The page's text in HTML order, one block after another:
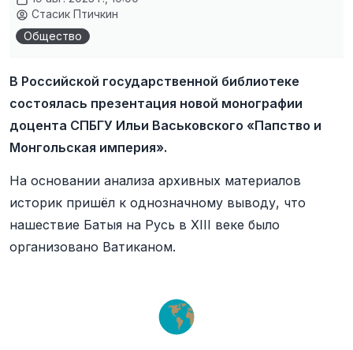
Стасик Птичкин
Общество
В Российской государственной библиотеке
состоялась презентация новой монографии
доцента СПБГУ Ильи Васьковского «Папство и
Монгольская империя».
На основании анализа архивных материалов
историк пришёл к однозначному выводу, что
нашествие Батыя на Русь в XIII веке было
организовано Ватиканом.